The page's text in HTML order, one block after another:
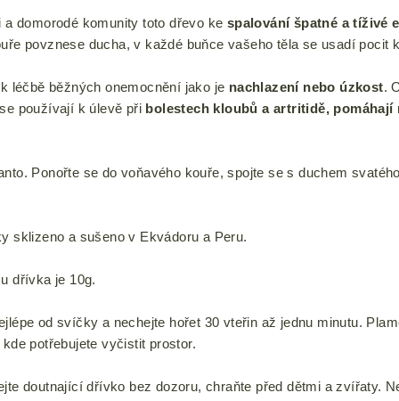
domorodé komunity toto dřevo ke spalování špatné a tíživé
povznese ducha, v každé buňce vašeho těla se usadí pocit
léčbě běžných onemocnění jako je nachlazení nebo úzkost.
používají k úlevě při bolestech kloubů a artritidě,
Ponořte se do voňavého kouře, spojte se s duchem
sklizeno a sušeno v Ekvádoru a Peru.
dřívka je 10g.
od svíčky a nechejte hořet 30 vteřin až jednu minutu.
potřebujete vyčistit prostor.
doutnající dřívko bez dozoru, chraňte před dětmi a zvířaty.